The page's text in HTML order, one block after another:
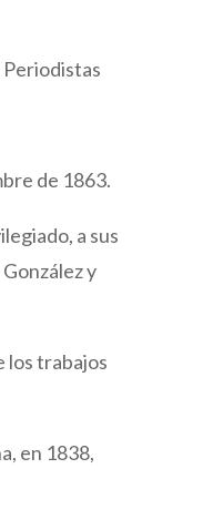
de 1863.
a sus
y
los trabajos
en 1838,